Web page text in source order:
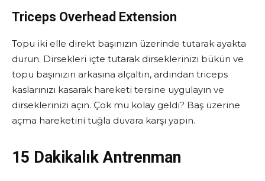
Triceps Overhead Extension
Topu iki elle direkt başınızın üzerinde tutarak ayakta
durun. Dirsekleri içte tutarak dirseklerinizi bükün ve
topu başınızın arkasına alçaltın, ardından triceps
kaslarınızı kasarak hareketi tersine uygulayın ve
dirseklerinizi açın. Çok mu kolay geldi? Baş üzerine
açma hareketini tuğla duvara karşı yapın.
15 Dakikalık Antrenman